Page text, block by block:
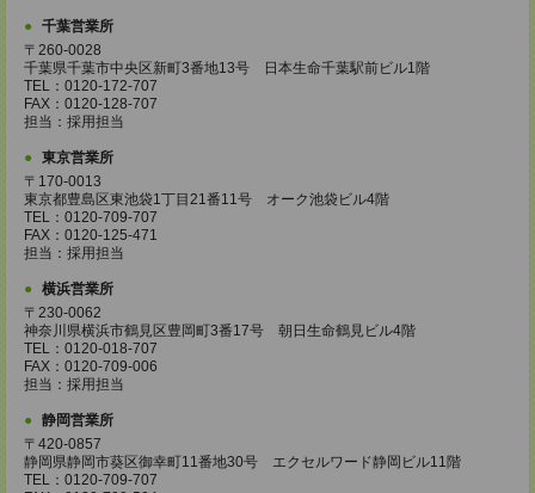
千葉営業所
〒260-0028
千葉県千葉市中央区新町3番地13号 日本生命千葉駅前ビル1階
TEL：0120-172-707
FAX：0120-128-707
担当：採用担当
東京営業所
〒170-0013
東京都豊島区東池袋1丁目21番11号 オーク池袋ビル4階
TEL：0120-709-707
FAX：0120-125-471
担当：採用担当
横浜営業所
〒230-0062
神奈川県横浜市鶴見区豊岡町3番17号 朝日生命鶴見ビル4階
TEL：0120-018-707
FAX：0120-709-006
担当：採用担当
静岡営業所
〒420-0857
静岡県静岡市葵区御幸町11番地30号 エクセルワード静岡ビル11階
TEL：0120-709-707